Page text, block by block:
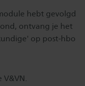
hebt gevolgd
ontvang je het
op post-hbo
V&VN.